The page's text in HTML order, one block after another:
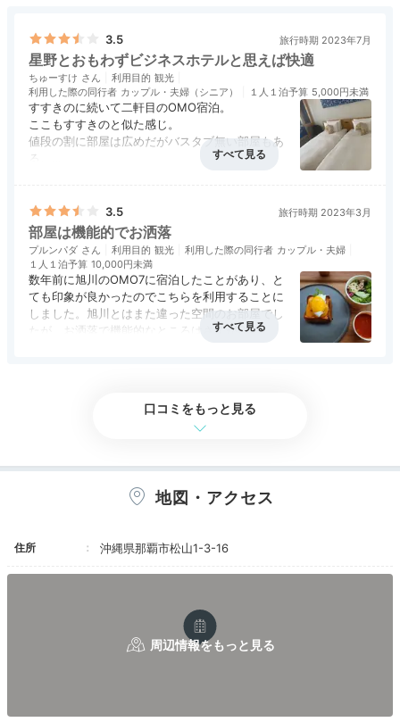
す。足を伸ばせるソファが備わり、旅の合間にほっと一
息つけます。160cm幅のベッドがあるダブル、2名利用
にぴったりのツイン、隠れ家気分になれる「やぐらルー
ム」の3タイプ。
「ダブルルーム」に宿泊。都市観光ホテルなので室内は
割とコンパクトです。色味やデザインのかわいいものが
多くて、ワクワクする空間でした！
+4
「観光地巡りや那覇の街歩きを楽しんだ後に靴を脱いで
寛げた」とお喜びの声を多く頂戴します。やぐらルーム
Activity
16:00
那覇の魅力を深掘り
3.5 旅行時期 2023年7月
星野とおもわずビジネスホテルと思えば快適
ちゅーすけ 利用目的 観光
利用した際の同行者 カップル・夫婦（シニア） １人１泊予算 5,000円未満
すすきのに続いて二軒目のOMO宿泊。
ここもすすきのと似た感じ。
値段の割に部屋は広めだがバスタブ無い部屋もあ
る。
繁華街にあるので外で食べるのを勧める。
夜の飲食には不自由しない。
食事・ドリンク
3.5 旅行時期 2023年3月
部屋は機能的でお洒落
プルンパダ 利用目的 観光 利用した際の同行者 カップル・夫婦
１人１泊予算 10,000円未満
数年前に旭川のOMO7に宿泊したことがあり、と
ても印象が良かったのでこちらを利用することに
しました。旭川とはまた違った空間のお部屋でし
たが、お洒落で機能的なところはさすがOMO！
朝食はとっても美味しい！といった口コミや記事
などを読みましたが、すごく美味しいというわけ
な人や美味しい物を食べまくっている人には物足
わけではなく、普通に美味しいレベルです。だけ
口コミをもっと見る
地図・アクセス
住所 沖縄県那覇市松山1-3-16